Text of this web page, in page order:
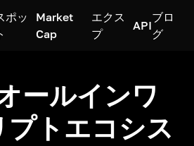
ポッ
Market
Cap
エクス
プ
API
ブロ
グ
ールインワ
プトエコシス